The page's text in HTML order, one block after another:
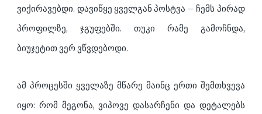
ვიქირავებდი. დავიწყე ყველგან პოსტვა – ჩემს პირად
პროფილზე, ჯგუფებში. თუკი რამე გამოჩნდა,
ბიუჯეტით ვერ ვწვდებოდი.
ამ პროცესში ყველაზე მწარე მაინც ერთი შემთხვევა
იყო: რომ მეგონა, ვიპოვე დასარჩენი და დეტალებს